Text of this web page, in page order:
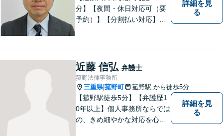
分】【夜間・休日対応可（要
予約）】【分割払い対応】
して、一緒に解決方法を考え
る手助けをさせていただけれ
ばと思いますので、お気軽に
ご相談ください。
詳細を見
る
近藤 信弘 弁護士
菰野法律事務所
三重県|菰野町 菰野駅 から徒歩5分
【菰野駅徒歩5分】【弁護歴1
0年以上】個人事務所ならでは
の、きめ細やかな対応を心が
詳細を見
る